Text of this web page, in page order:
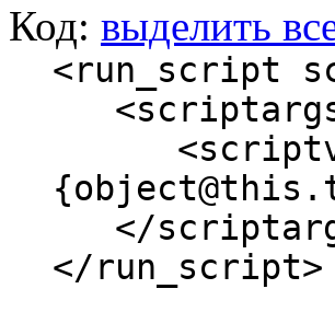
Код: выделить
<run_script
</
</run_script>